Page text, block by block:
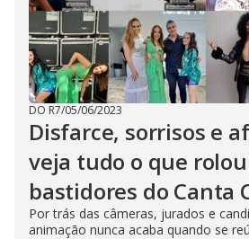
DO R7/05/06/2023
Disfarce, sorrisos e
veja tudo o que
bastidores do Canta
Por trás das câmeras, jurados e
animação nunca acaba quando se